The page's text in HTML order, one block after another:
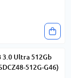
3.0 Ultra 512Gb
512G-G46)